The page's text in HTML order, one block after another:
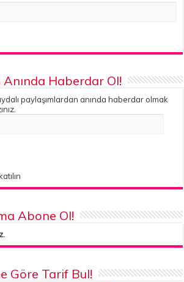
Haberdar Ol!
paylaşımlardan anında haberdar olmak
Abone Ol!
Göre Tarif Bul!